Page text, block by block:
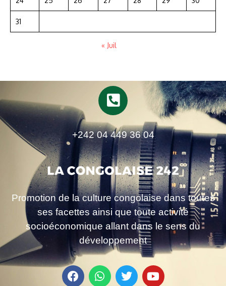
31
« Juil
+242 04 449 36 04
Promotion de la culture congolaise dans toutes
ses facettes ainsi que toute activité
socioéconomique allant dans le sens du
développement